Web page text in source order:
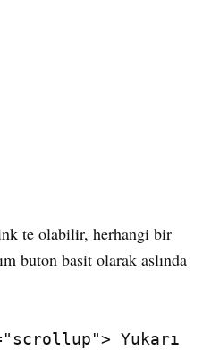
te olabilir, herhangi bir
buton basit olarak aslında
Yukarı